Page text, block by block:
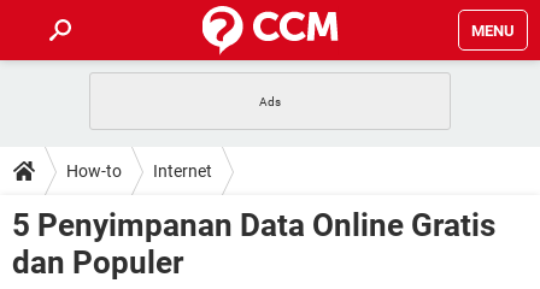
MENU
APLIKASI NONTON FILM & SERI
BUAT AKUN TIKTOK APLIKASI VIDEO-CALL
HOW-TO
SAFE MODE ANDROID
KODE RAHASIA NETFLIX
DOWNLOAD
ADOBE PREMIERE PRO
FORUM
How-to Internet
5 Penyimpanan Data Online Gratis
dan Populer